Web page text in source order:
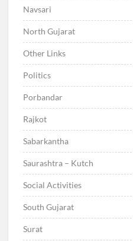
Navsari
North Gujarat
Other Links
Politics
Porbandar
Rajkot
Sabarkantha
Saurashtra – Kutch
Social Activities
South Gujarat
Surat